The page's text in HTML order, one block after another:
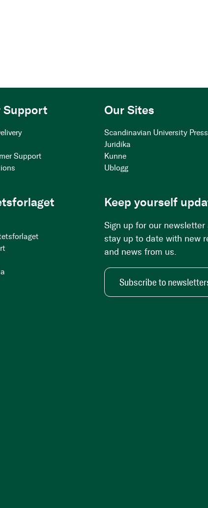
Support
Support
Our Sites
Scandinavian University Press
Juridika
Kunne
Ublogg
Keep yourself
Sign up for our newsletter
stay up to date with new
and news from us.
Subscribe to